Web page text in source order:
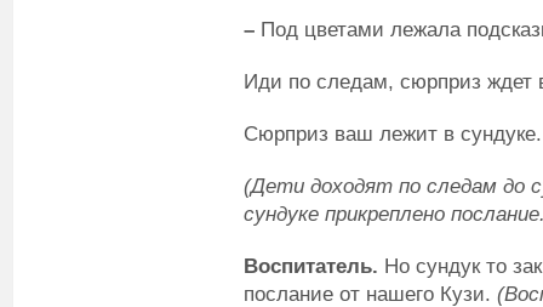
– Под цветами лежала
Иди по следам, сюрприз ждет
Сюрприз ваш лежит в сундуке.
(Дети доходят по следам до
сундуке прикреплено
Воспитатель. Но сундук то
послание от нашего Кузи.